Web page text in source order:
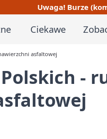
Uwaga! Burze
Ciekawe
asfaltowej
-